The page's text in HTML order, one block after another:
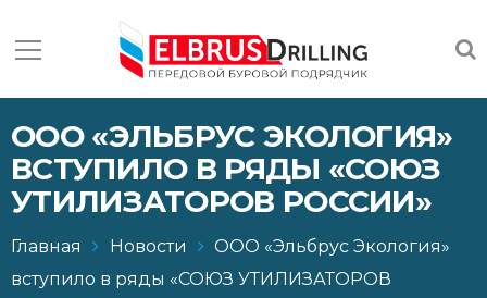
ООО «ЭЛЬБРУС ЭКОЛОГИЯ»
ВСТУПИЛО В РЯДЫ «СОЮЗ
УТИЛИЗАТОРОВ РОССИИ»
Главная Новости
ООО «Эльбрус Экология»
вступило в ряды «СОЮЗ УТИЛИЗАТОРОВ